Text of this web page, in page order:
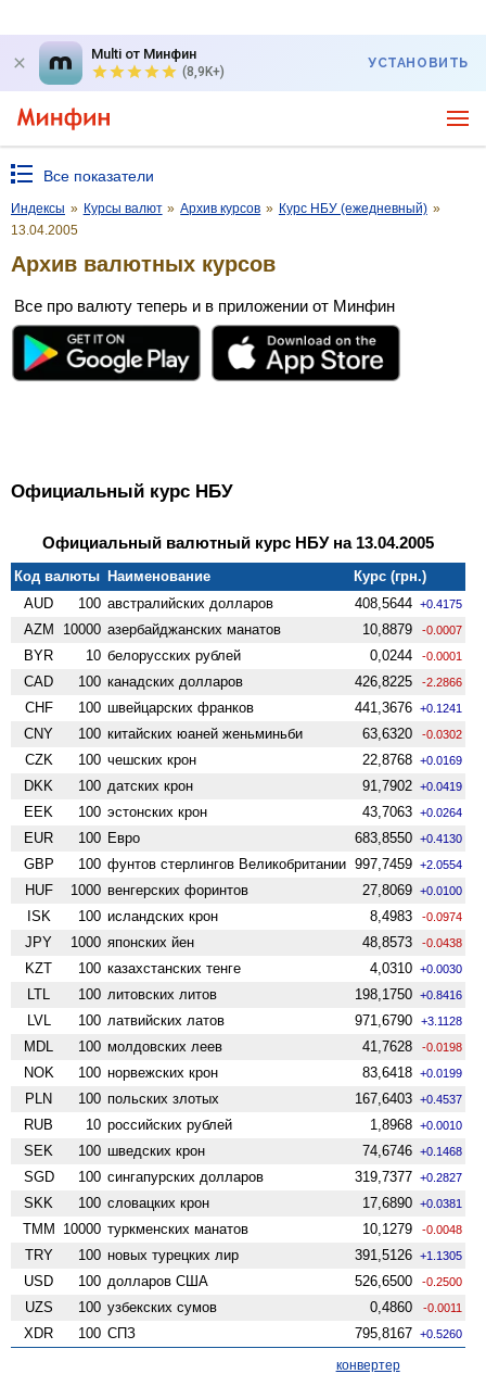
Multi от Минфин
(8,9K+)
УСТАНОВИТЬ
Все показатели
Индексы » Курсы валют » Архив курсов » Курс НБУ (ежедневный) »
13.04.2005
Архив валютных курсов
Все про валюту теперь и в приложении от Минфин
Официальный курс НБУ
Официальный валютный курс НБУ на 13.04.2005
Код валюты Наименование
Курс (грн.)
AUD
100 австралийских долларов 408,5644 +0.4175
AZM 10000 азербайджанских манатов 10,8879 -0.0007
BYR 10 белорусских рублей 0,0244 -0.0001
CAD 100 канадских долларов 426,8225 -2.2866
CHF 100 швейцарских франков 441,3676 +0.1241
CNY 100 китайских юаней женьминьби 63,6320 -0.0302
CZK 100 чешских крон 22,8768 +0.0169
DKK 100 датских крон 91,7902 +0.0419
EEK 100 эстонских крон 43,7063 +0.0264
EUR 100 Евро 683,8550 +0.4130
GBP 100 фунтов стерлингов Велико­британии 997,7459 +2.0554
HUF 1000 венгерских форинтов 27,8069 +0.0100
ISK 100 исландских крон 8,4983 -0.0974
JPY 1000 японских йен 48,8573 -0.0438
KZT 100 казахстанских тенге 4,0310 +0.0030
LTL 100 литовских литов 198,1750 +0.8416
LVL 100 латвийских латов 971,6790 +3.1128
MDL 100 молдовских леев 41,7628 -0.0198
NOK 100 норвежских крон 83,6418 +0.0199
PLN 100 польских злотых 167,6403 +0.4537
RUB 10 российских рублей 1,8968 +0.0010
SEK 100 шведских крон 74,6746 +0.1468
SGD 100 сингапурских долларов 319,7377 +0.2827
SKK 100 словацких крон 17,6890 +0.0381
TMM 10000 туркменских манатов 10,1279 -0.0048
TRY 100 новых турецких лир 391,5126 +1.1305
USD 100 долларов США 526,6500 -0.2500
UZS 100 узбекских сумов 0,4860 -0.0011
XDR 100 СПЗ 795,8167 +0.5260
конвертер